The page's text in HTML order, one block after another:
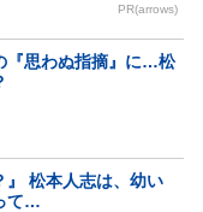
PR(arrows)
『思わぬ指摘』に…松
』 松本人志は、幼い
て…